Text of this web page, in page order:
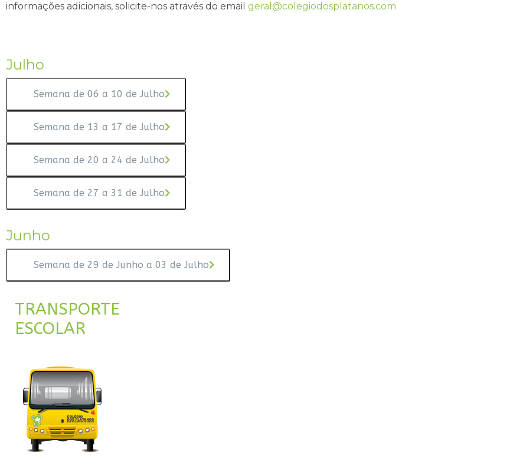
informações adicionais, solicite-nos através do email geral@colegiodosplatanos.com
Julho
Semana de 06 a 10 de Julho
Semana de 13 a 17 de Julho
Semana de 20 a 24 de Julho
Semana de 27 a 31 de Julho
Junho
Semana de 29 de Junho a 03 de Julho
TRANSPORTE
ESCOLAR